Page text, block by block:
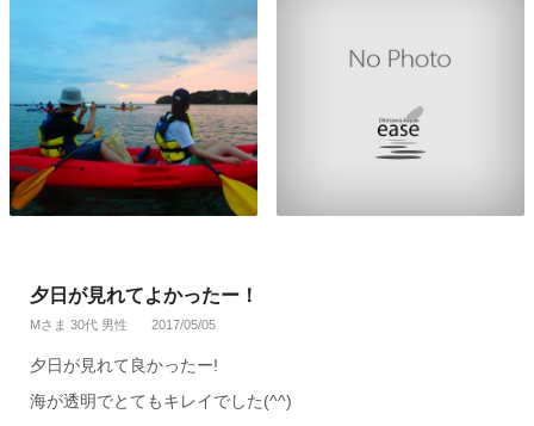
夕日が見れてよかったー！
Mさま 30代 男性 2017/05/05
夕日が見れて良かったー!
海が透明でとてもキレイでした(^^)